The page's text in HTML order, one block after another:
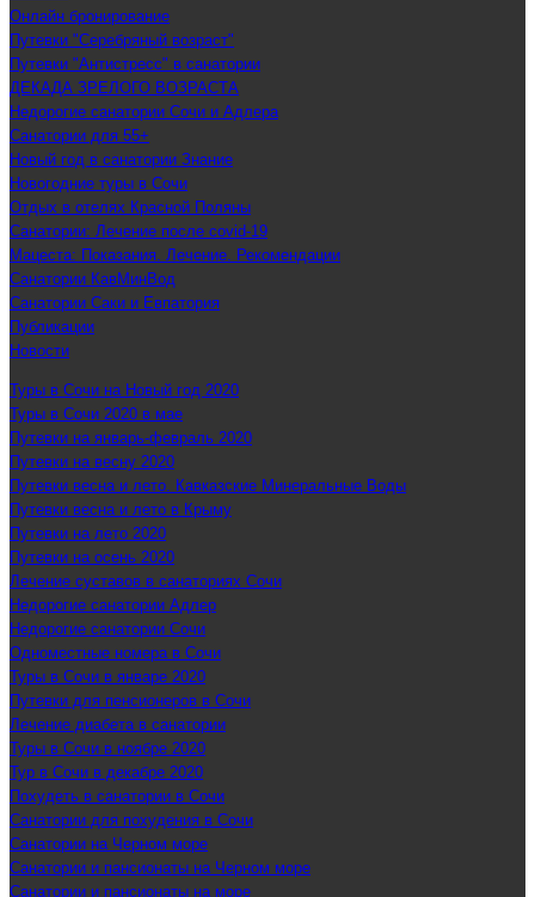
Онлайн бронирование
Путевки "Серебряный возраст"
Путевки "Антистресс" в санатории
ДЕКАДА ЗРЕЛОГО ВОЗРАСТА
Недорогие санатории Сочи и Адлера
Санатории для 55+
Новый год в санатории Знание
Новогодние туры в Сочи
Отдых в отелях Красной Поляны
Санатории: Лечение после covid-19
Мацеста: Показания. Лечение. Рекомендации
Санатории КавМинВод
Санатории Саки и Евпатория
Публикации
Новости
Туры в Сочи на Новый год 2020
Туры в Сочи 2020 в мае
Путевки на январь-февраль 2020
Путевки на весну 2020
Путевки весна и лето. Кавказские Минеральные Воды
Путевки весна и лето в Крыму
Путевки на лето 2020
Путевки на осень 2020
Лечение суставов в санаториях Сочи
Недорогие санатории Адлер
Недорогие санатории Сочи
Одноместные номера в Сочи
Туры в Сочи в январе 2020
Путевки для пенсионеров в Сочи
Лечение диабета в санатории
Туры в Сочи в ноябре 2020
Тур в Сочи в декабре 2020
Похудеть в санатории в Сочи
Санатории для похудения в Сочи
Санатории на Черном море
Санатории и пансионаты на Черном море
Санатории и пансионаты на море